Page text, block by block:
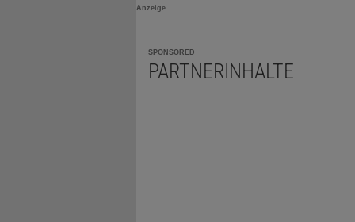
Damit
Anzeige
SPONSORED
PARTNERINHALTE